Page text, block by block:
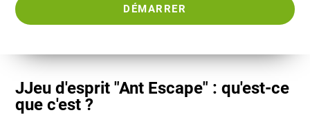
DÉMARRER
JJeu d'esprit "Ant Escape" : qu'est-ce
que c'est ?